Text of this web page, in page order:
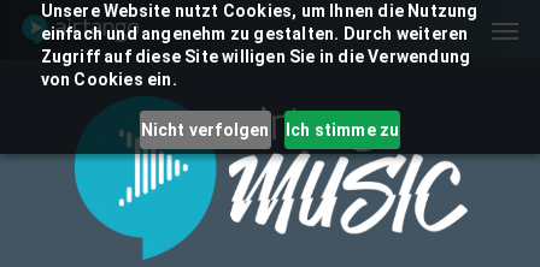
Unsere Website nutzt Cookies, um Ihnen die Nutzung
einfach und angenehm zu gestalten. Durch weiteren
Zugriff auf diese Site willigen Sie in die Verwendung
von Cookies ein.
Nicht verfolgen Ich stimme zu
Skip
content